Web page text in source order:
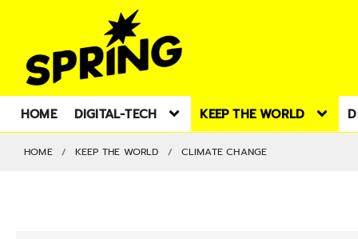
HOME DIGITAL-TECH KEEP THE WORLD
HOME KEEP THE WORLD CLIMATE CHANGE